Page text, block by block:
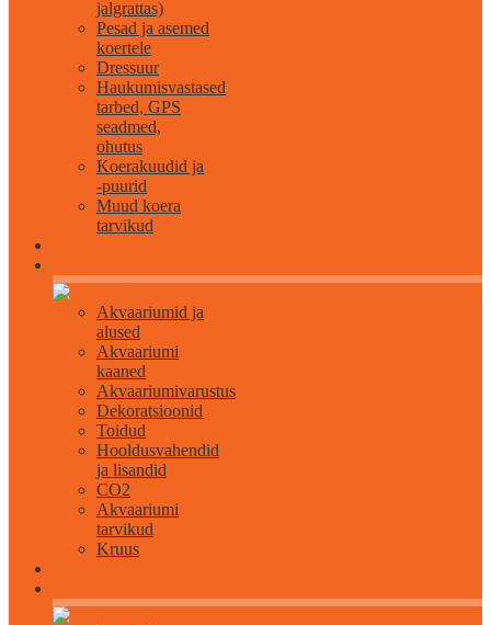
jalgrattas)
Pesad ja asemed
koertele
Dressuur
Haukumisvastased
tarbed, GPS
seadmed,
ohutus
Koerakuudid ja
-puurid
Muud koera
tarvikud
Akvaariumid ja
alused
Akvaariumi
kaaned
Akvaariumivarustus
Dekoratsioonid
Toidud
Hooldusvahendid
ja lisandid
CO2
Akvaariumi
tarvikud
Kruus